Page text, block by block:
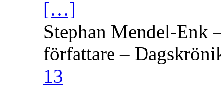
[…]
Stephan Mendel-Enk
författare –
13